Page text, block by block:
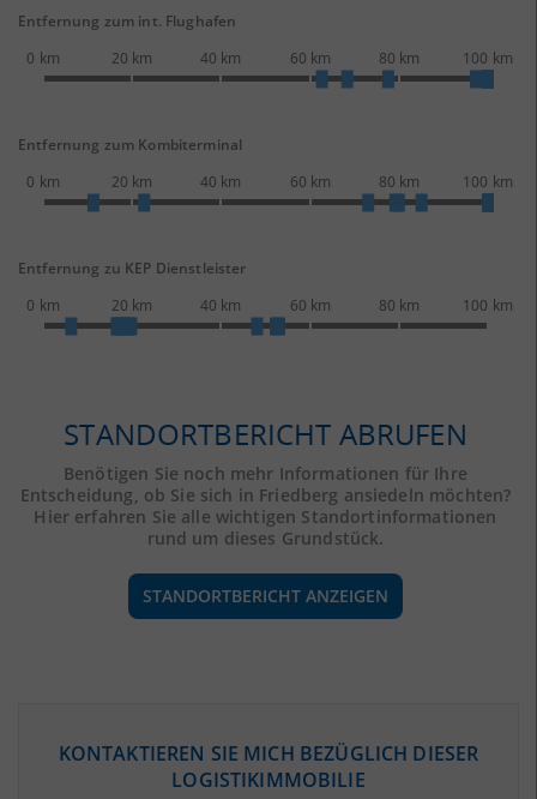
Entfernung zum int. Flughafen
0 km
20 km 40 km 60 km 80 km 100 km
Entfernung zum Kombiterminal
0 km
20 km 40 km 60 km 80 km 100 km
Entfernung zu KEP Dienstleister
0 km
20 km 40 km 60 km 80 km 100 km
STANDORTBERICHT ABRUFEN
Benötigen Sie noch mehr Informationen für Ihre
Entscheidung, ob Sie sich in Friedberg ansiedeln möchten?
Hier erfahren Sie alle wichtigen Standortinformationen
rund um dieses Grundstück.
STANDORTBERICHT ANZEIGEN
(STAND: 12/2019)
KONTAKTIEREN SIE MICH BEZÜGLICH DIESER
LOGISTIKIMMOBILIE